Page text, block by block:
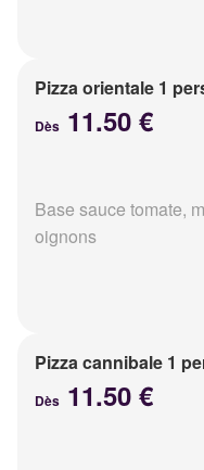
Pizza orientale 1
Dès 11.50 €
Base sauce tomate,
oignons
Pizza cannibale 1
Dès 11.50 €